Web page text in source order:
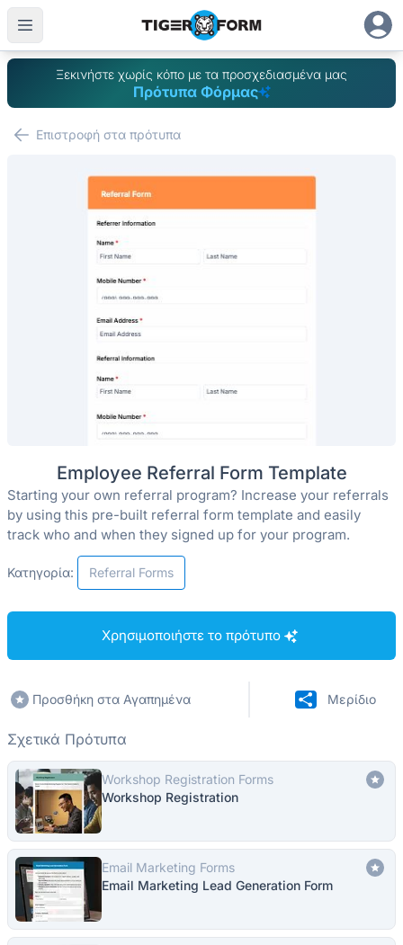
Ξεκινήστε χωρίς κόπο με τα προσχεδιασμένα μας
Πρότυπα Φόρμας
Επιστροφή στα πρότυπα
Employee Referral Form Template
Starting your own referral program? Increase your referrals
by using this pre-built referral form template and easily
track who and when they signed up for your program.
Κατηγορία: Referral Forms
Χρησιμοποιήστε το πρότυπο
Προσθήκη στα Αγαπημένα Μερίδιο
Σχετικά Πρότυπα
Workshop Registration Forms
Workshop Registration
Email Marketing Forms
Email Marketing Lead Generation Form